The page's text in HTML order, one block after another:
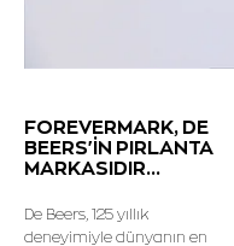
FOREVERMARK, DE
BEERS'İN PIRLANTA
MARKASIDIR...
De Beers, 125 yıllık
deneyimiyle dünyanın en